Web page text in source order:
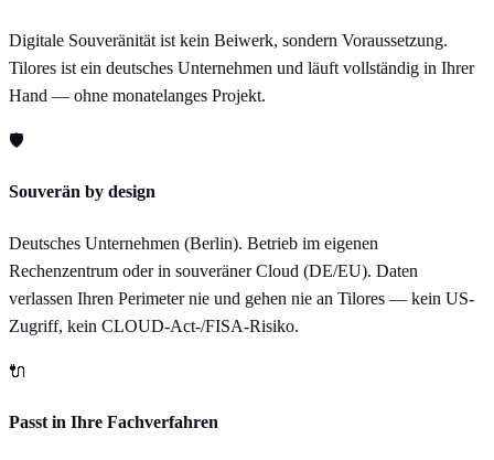
Digitale Souveränität ist kein Beiwerk, sondern Voraussetzung.
Tilores ist ein deutsches Unternehmen und läuft vollständig in Ihrer
Hand — ohne monatelanges Projekt.
🛡
Souverän by design
Deutsches Unternehmen (Berlin). Betrieb im eigenen
Rechenzentrum oder in souveräner Cloud (DE/EU). Daten
verlassen Ihren Perimeter nie und gehen nie an Tilores — kein US-
Zugriff, kein CLOUD-Act-/FISA-Risiko.
🔌
Passt in Ihre Fachverfahren